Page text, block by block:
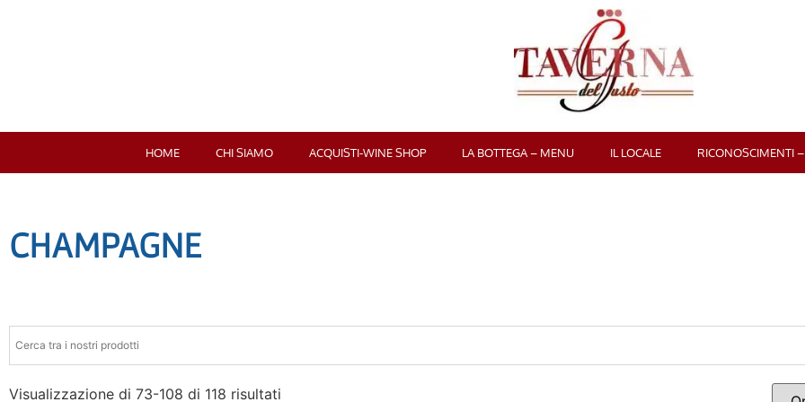
HOME CHI SIAMO ACQUISTI-WINE SHOP LA BOTTEGA – MENU IL LOCALE RICONOSCIMENTI
CHAMPAGNE
Visualizzazione di 73-108 di 118 risultati